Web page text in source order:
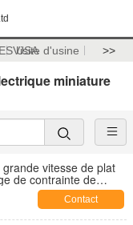
USA
Visite d'usine >>
miniature
vitesse de plat
de contrainte de
Contact